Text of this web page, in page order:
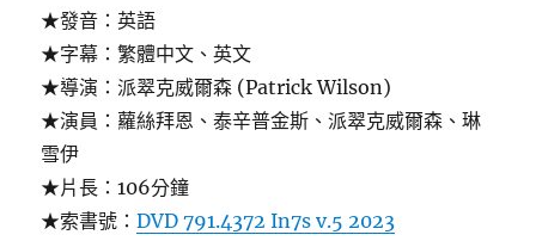
★發音：英語
★字幕：繁體中文、英文
★導演：派翠克威爾森 (Patrick Wilson)
★演員：蘿絲拜恩、泰辛普金斯、派翠克威爾森、琳
雪伊
★片長：106分鐘
★索書號：DVD 791.4372 In7s v.5 2023